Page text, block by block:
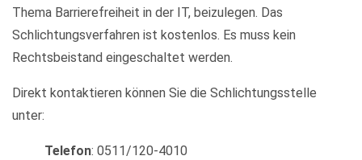
Thema Barrierefreiheit in der IT, beizulegen. Das
Schlichtungsverfahren ist kostenlos. Es muss kein
Rechtsbeistand eingeschaltet werden.
Direkt kontaktieren können Sie die Schlichtungsstelle
unter:
Telefon: 0511/120-4010